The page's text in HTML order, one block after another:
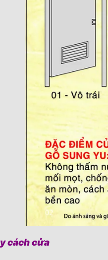
cách cửa